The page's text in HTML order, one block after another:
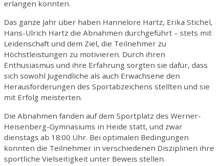
erlangen konnten.
Das ganze Jahr über haben Hannelore Hartz, Erika Stichel,
Hans-Ulrich Hartz die Abnahmen durchgeführt – stets mit
Leidenschaft und dem Ziel, die Teilnehmer zu
Höchstleistungen zu motivieren. Durch ihren
Enthusiasmus und ihre Erfahrung sorgten sie dafür, dass
sich sowohl Jugendliche als auch Erwachsene den
Herausforderungen des Sportabzeichens stellten und sie
mit Erfolg meisterten.
Die Abnahmen fanden auf dem Sportplatz des Werner-
Heisenberg-Gymnasiums in Heide statt, und zwar
dienstags ab 18:00 Uhr. Bei optimalen Bedingungen
konnten die Teilnehmer in verschiedenen Disziplinen ihre
sportliche Vielseitigkeit unter Beweis stellen.